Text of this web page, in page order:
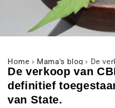
Home › Mama's blog › De
De verkoop van
definitief
van State.